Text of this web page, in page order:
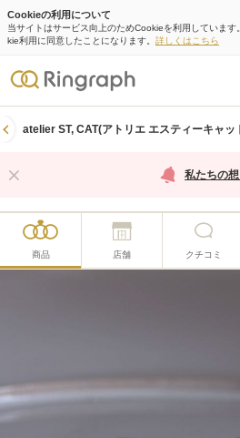
Cookieの利用について
当サイトはサービス向上のためCookieを利用していま
kie利用に同意したことになります。 詳しくはこちら
atelier ST, CAT(アトリエ エスティーキャッ
私たちの
商品 店舗 クチコミ